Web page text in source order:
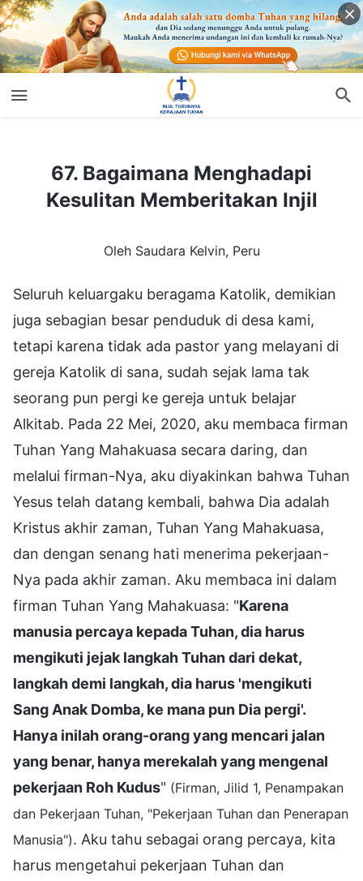
67. Bagaimana Menghadapi Kesulitan Memberitakan Injil
67. Bagaimana Menghadapi
Kesulitan Memberitakan Injil
Oleh Saudara Kelvin, Peru
Seluruh keluargaku beragama Katolik, demikian
juga sebagian besar penduduk di desa kami,
tetapi karena tidak ada pastor yang melayani di
gereja Katolik di sana, sudah sejak lama tak
seorang pun pergi ke gereja untuk belajar
Alkitab. Pada 22 Mei, 2020, aku membaca firman
Tuhan Yang Mahakuasa secara daring, dan
melalui firman-Nya, aku diyakinkan bahwa Tuhan
Yesus telah datang kembali, bahwa Dia adalah
Kristus akhir zaman, Tuhan Yang Mahakuasa,
dan dengan senang hati menerima pekerjaan-
Nya pada akhir zaman. Aku membaca ini dalam
firman Tuhan Yang Mahakuasa: "Karena
manusia percaya kepada Tuhan, dia harus
mengikuti jejak langkah Tuhan dari dekat,
langkah demi langkah, dia harus 'mengikuti
Sang Anak Domba, ke mana pun Dia pergi'.
Hanya inilah orang-orang yang mencari jalan
yang benar, hanya merekalah yang mengenal
pekerjaan Roh Kudus" (Firman, Jilid 1, Penampakan
dan Pekerjaan Tuhan, "Pekerjaan Tuhan dan Penerapan
Manusia"). Aku tahu sebagai orang percaya, kita
harus mengetahui pekerjaan Tuhan dan